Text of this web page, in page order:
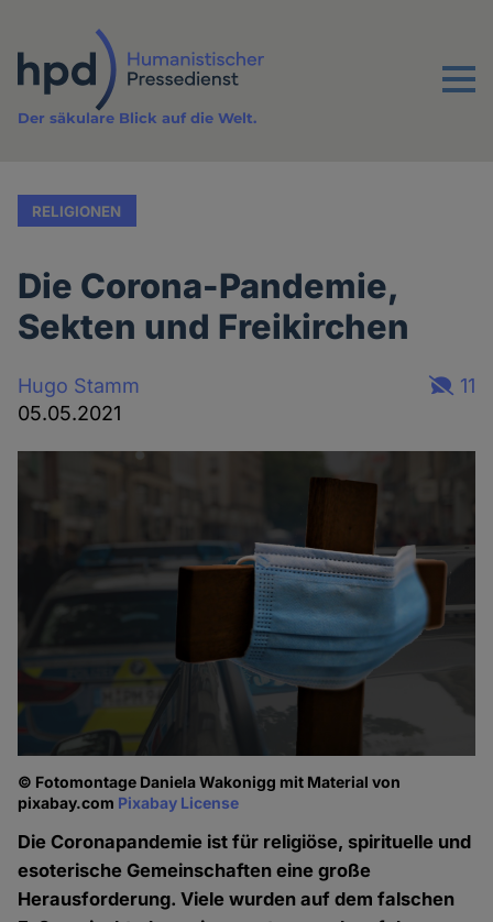
Inhalt
Menu
Der säkulare Blick auf die Welt.
RELIGIONEN
Die Corona-Pandemie,
Sekten und Freikirchen
Hugo Stamm
05.05.2021
11
© Fotomontage Daniela Wakonigg mit Material von
pixabay.com Pixabay License
Die Coronapandemie ist für religiöse, spirituelle und
esoterische Gemeinschaften eine große
Herausforderung. Viele wurden auf dem falschen